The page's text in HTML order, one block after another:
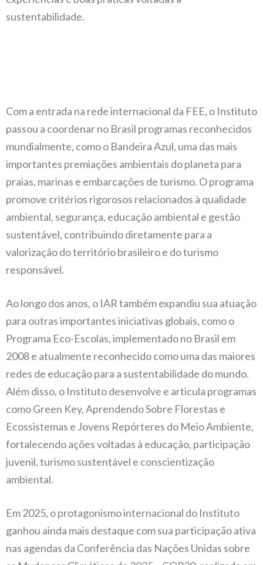
sustentabilidade.
Com a entrada na rede internacional da FEE, o Instituto
passou a coordenar no Brasil programas reconhecidos
mundialmente, como o Bandeira Azul, uma das mais
importantes premiações ambientais do planeta para
praias, marinas e embarcações de turismo. O programa
promove critérios rigorosos relacionados à qualidade
ambiental, segurança, educação ambiental e gestão
sustentável, contribuindo diretamente para a
valorização do território brasileiro e do turismo
responsável.
Ao longo dos anos, o IAR também expandiu sua atuação
para outras importantes iniciativas globais, como o
Programa Eco-Escolas, implementado no Brasil em
2008 e atualmente reconhecido como uma das maiores
redes de educação para a sustentabilidade do mundo.
Além disso, o Instituto desenvolve e articula programas
como Green Key, Aprendendo Sobre Florestas e
Ecossistemas e Jovens Repórteres do Meio Ambiente,
fortalecendo ações voltadas à educação, participação
juvenil, turismo sustentável e conscientização
ambiental.
Em 2025, o protagonismo internacional do Instituto
ganhou ainda mais destaque com sua participação ativa
nas agendas da Conferência das Nações Unidas sobre